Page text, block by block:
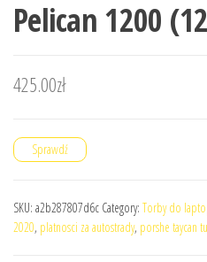
Pelican 1200
425.00zł
Sprawdź
SKU: a2b287807d6c Category: Torby do
2020, platnosci za autostrady, porshe taycan